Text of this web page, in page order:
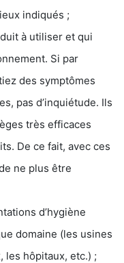
indiqués ;
à utiliser et qui
Si par
des symptômes
pas d’inquiétude. Ils
très efficaces
De ce fait, avec ces
ne plus être
d’hygiène
domaine (les usines
les hôpitaux, etc.) ;